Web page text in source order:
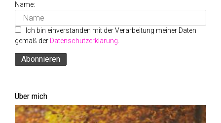
Name:
Ich bin einverstanden mit der Verarbeitung meiner Daten
gemäß der Datenschutzerklärung.
Über mich